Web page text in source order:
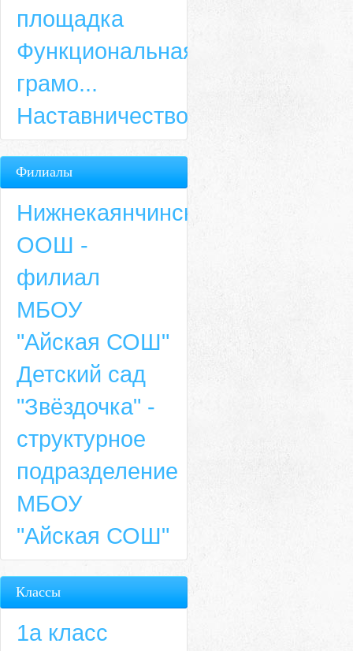
площадка
Функциональная
грамо...
Наставничество
Филиалы
Нижнекаянчинская
ООШ -
филиал
МБОУ
"Айская СОШ"
Детский сад
"Звёздочка" -
структурное
подразделение
МБОУ
"Айская СОШ"
Классы
1а класс